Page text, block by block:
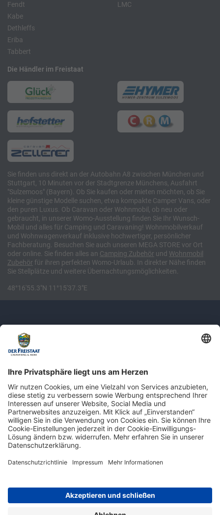
Fendt
Kabe
LMC
Dethleffs
Eriba
Tabbert
Die Händler im Freistaat
Sie finden uns direkt an der Autobahn A8 zwischen München und
Stuttgart, 10 Minuten vor der Stadtgrenze Münchens, Ausfahrt
"Sulzemoos" (Bayern). Ob Sie kaufen oder mieten möchten, ob Sie
kleine günstige Modelle suchen, etwa kompakte Camper Vans, oder
den puren Luxus. Ob Caravan oder Wohnmobil, ob neu oder
gebraucht, in unserer Womo-Ausstellung finden Sie Ihr Wunsch-
Mobil und alles für Camping und Caravaning! Wohnmobilverkauf
und Wohnwagenverkauf inklusive hochwertiger, persönlicher
Fachberatung. Besuchen Sie auch unseren MEGA STORE vor Ort
oder online. Sie finden alles an Camping Zubehör und Wohnmobil
Zubehör für ihren perfekten Womo-Urlaub. In direkter Nähe finden
Sie Stellplätze und weitere Übernachtungsmöglichkeiten.
48°16'55.3"N 11°15'37.3"E
Newsletter: Jetzt auf
shop.derfreistaat.de anmelden und
einen 5€ Gutschein für unseren Online-
Shop erhalten!*
Impressum Datenschutz Barrierefreiheit